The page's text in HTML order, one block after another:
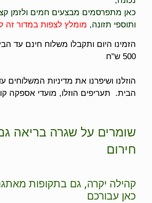
כאן מתפרסמים מבצעים חמים ולזמן
ותוספי תזונה, מומלץ לצפות במדור זה
הזמינו היום ותקבלו משלוח חינם עד
500 ש"ח
הוזלנו ושיפרנו את מדיניות המשלוחים
הבית. תעריפים הוזלו, מועדי אספקה
שומרים על שגרה בריאה
חירום
קהילה יקרה, גם בתקופות
כאן עבורכם